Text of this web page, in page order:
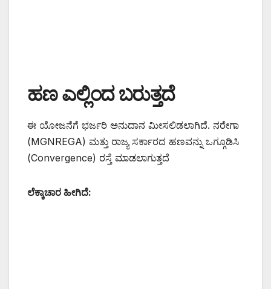
ಹಣ ಎಲ್ಲಿಂದ ಬರುತ್ತದೆ
ಈ ಯೋಜನೆಗೆ ಭರ್ಜರಿ ಅನುದಾನ ಮೀಸಲಿಡಲಾಗಿದೆ. ನರೇಗಾ
(MGNREGA) ಮತ್ತು ರಾಜ್ಯ ಸರ್ಕಾರದ ಹಣವನ್ನು ಒಗ್ಗೂಡಿಸಿ
(Convergence) ರಸ್ತೆ ಮಾಡಲಾಗುತ್ತದೆ
ಲೆಕ್ಕಾಚಾರ ಹೀಗಿದೆ: